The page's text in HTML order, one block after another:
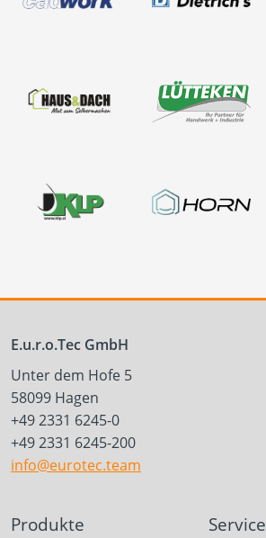
E.u.r.o.Tec GmbH
Unter dem Hofe 5
58099 Hagen
+49 2331 6245-0
+49 2331 6245-200
info@eurotec.team
Produkte Service